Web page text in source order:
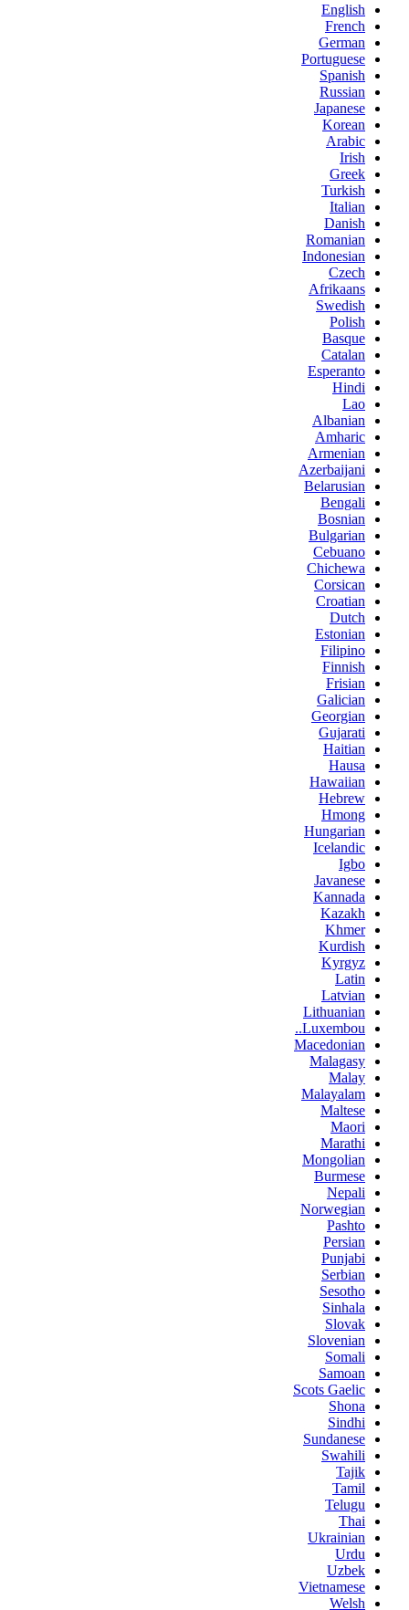
English
French
German
Portuguese
Spanish
Russian
Japanese
Korean
Arabic
Irish
Greek
Turkish
Italian
Danish
Romanian
Indonesian
Czech
Afrikaans
Swedish
Polish
Basque
Catalan
Esperanto
Hindi
Lao
Albanian
Amharic
Armenian
Azerbaijani
Belarusian
Bengali
Bosnian
Bulgarian
Cebuano
Chichewa
Corsican
Croatian
Dutch
Estonian
Filipino
Finnish
Frisian
Galician
Georgian
Gujarati
Haitian
Hausa
Hawaiian
Hebrew
Hmong
Hungarian
Icelandic
Igbo
Javanese
Kannada
Kazakh
Khmer
Kurdish
Kyrgyz
Latin
Latvian
Lithuanian
Luxembou..
Macedonian
Malagasy
Malay
Malayalam
Maltese
Maori
Marathi
Mongolian
Burmese
Nepali
Norwegian
Pashto
Persian
Punjabi
Serbian
Sesotho
Sinhala
Slovak
Slovenian
Somali
Samoan
Scots Gaelic
Shona
Sindhi
Sundanese
Swahili
Tajik
Tamil
Telugu
Thai
Ukrainian
Urdu
Uzbek
Vietnamese
Welsh